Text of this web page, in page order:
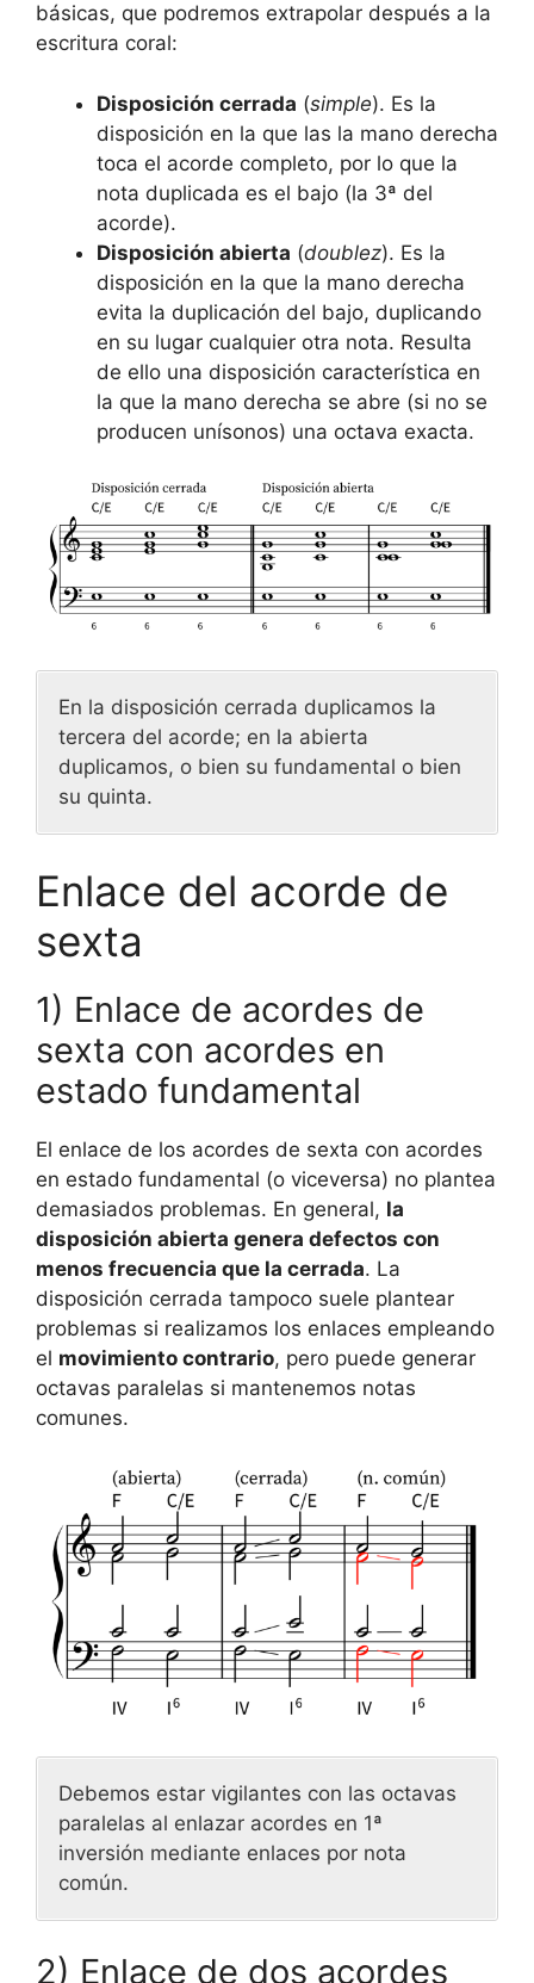
básicas, que podremos extrapolar después a la
escritura coral:
Disposición cerrada (simple). Es la
disposición en la que las la mano derecha
toca el acorde completo, por lo que la
nota duplicada es el bajo (la 3ª del
acorde).
Disposición abierta (doublez). Es la
disposición en la que la mano derecha
evita la duplicación del bajo, duplicando
en su lugar cualquier otra nota. Resulta
de ello una disposición característica en
la que la mano derecha se abre (si no se
producen unísonos) una octava exacta.
En la disposición cerrada duplicamos la
tercera del acorde; en la abierta
duplicamos, o bien su fundamental o bien
su quinta.
Enlace del acorde de
sexta
1) Enlace de acordes de
sexta con acordes en
estado fundamental
El enlace de los acordes de sexta con acordes
en estado fundamental (o viceversa) no plantea
demasiados problemas. En general, la
disposición abierta genera defectos con
menos frecuencia que la cerrada. La
disposición cerrada tampoco suele plantear
problemas si realizamos los enlaces empleando
el movimiento contrario, pero puede generar
octavas paralelas si mantenemos notas
comunes.
Debemos estar vigilantes con las octavas
paralelas al enlazar acordes en 1ª
inversión mediante enlaces por nota
común.
2) Enlace de dos acordes